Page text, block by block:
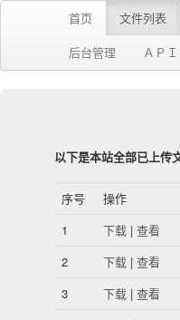
首页 文件列表
后台管理
ＡＰＩ
以下是本站全部已上传
序号 操作
1
下载 | 查看
2
下载 | 查看
3
下载 | 查看